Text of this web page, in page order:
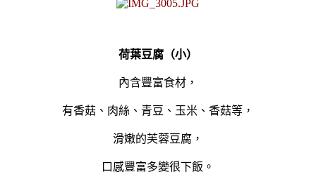
荷葉豆腐（小）
內含豐富食材，
有香菇、肉絲、青豆、玉米、香菇等，
滑嫩的芙蓉豆腐，
口感豐富多變很下飯。